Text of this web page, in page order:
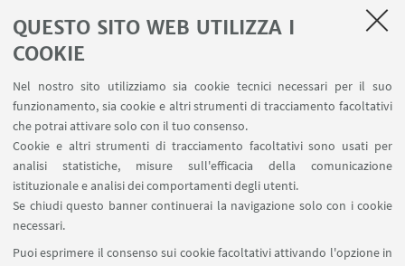
QUESTO SITO WEB UTILIZZA I
COOKIE
Nel nostro sito utilizziamo sia cookie tecnici necessari per il suo
funzionamento, sia cookie e altri strumenti di tracciamento facoltativi
che potrai attivare solo con il tuo consenso.
Cookie e altri strumenti di tracciamento facoltativi sono usati per
analisi statistiche, misure sull'efficacia della comunicazione
istituzionale e analisi dei comportamenti degli utenti.
Se chiudi questo banner continuerai la navigazione solo con i cookie
necessari.
Puoi esprimere il consenso sui cookie facoltativi attivando l'opzione in
LINK UTILI
Spazi Virtuali di Dipartimento (riservato autorizzati)
Missioni Web
SEGUI UNIBO SU: